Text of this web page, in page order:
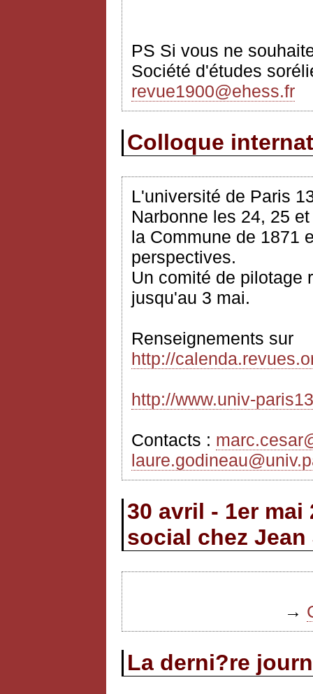
PS Si vous ne
Société d'études
revue1900@ehess.fr
Colloque
L'université de Paris
Narbonne les 24, 25
la Commune de 1871
perspectives.
Un comité de pilotage
jusqu'au 3 mai.
Renseignements sur
http://
http://www.univ-
Contacts :
30 avril - 1er
social chez Jean
→
La derni?re